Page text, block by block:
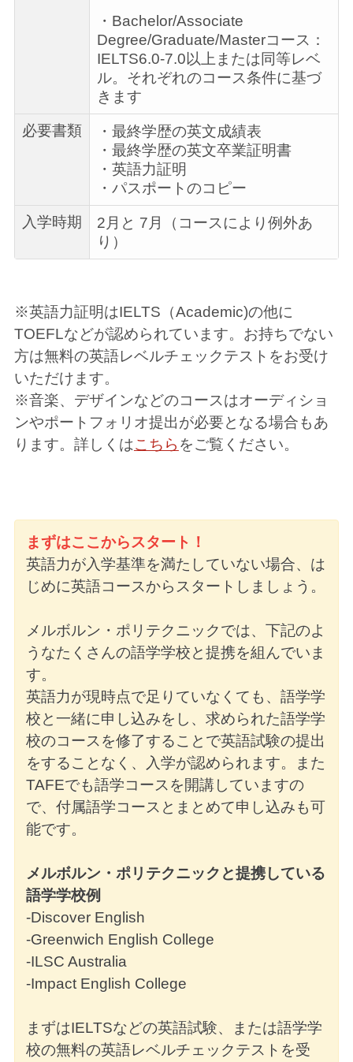
・Bachelor/Associate
Degree/Graduate/Masterコース：
IELTS6.0-7.0以上または同等レベ
ル。それぞれのコース条件に基づ
きます
必要書類
・最終学歴の英文成績表
・最終学歴の英文卒業証明書
・英語力証明
・パスポートのコピー
入学時期
2月と 7月（コースにより例外あ
り）
※英語力証明はIELTS（Academic)の他に
TOEFLなどが認められています。お持ちでない
方は無料の英語レベルチェックテストをお受け
いただけます。
※音楽、デザインなどのコースはオーディショ
ンやポートフォリオ提出が必要となる場合もあ
ります。詳しくはこちら をご覧ください。
まずはここからスタート！
英語力が入学基準を満たしていない場合、は
じめに英語コースからスタートしましょう。
メルボルン・ポリテクニックでは、下記のよ
うなたくさんの語学学校と提携を組んでいま
す。
英語力が現時点で足りていなくても、語学学
校と一緒に申し込みをし、求められた語学学
校のコースを修了することで英語試験の提出
をすることなく、入学が認められます。また
TAFEでも語学コースを開講していますの
で、付属語学コースとまとめて申し込みも可
能です。
メルボルン・ポリテクニックと提携している
語学学校例
-Discover English
-Greenwich English College
-ILSC Australia
-Impact English College
まずはIELTSなどの英語試験、または語学学
校の無料の英語レベルチェックテストを受